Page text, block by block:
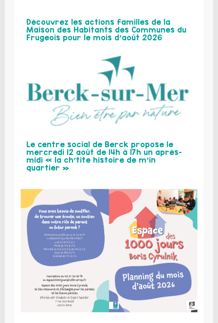
Découvrez les actions familles de la
Maison des Habitants des Communes du
Frugeois pour le mois d’août 2026
Le centre social de Berck propose le
mercredi 12 août de 14h à 17h un après-
midi « la ch’tite histoire de m’in
quartier »